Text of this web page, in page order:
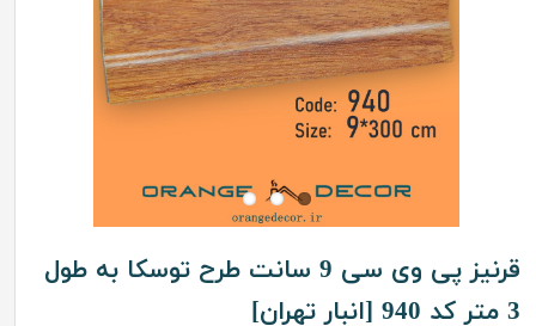
قرنیز پی وی سی 9 سانت طرح توسکا به طول
3 متر کد 940 [انبار تهران]